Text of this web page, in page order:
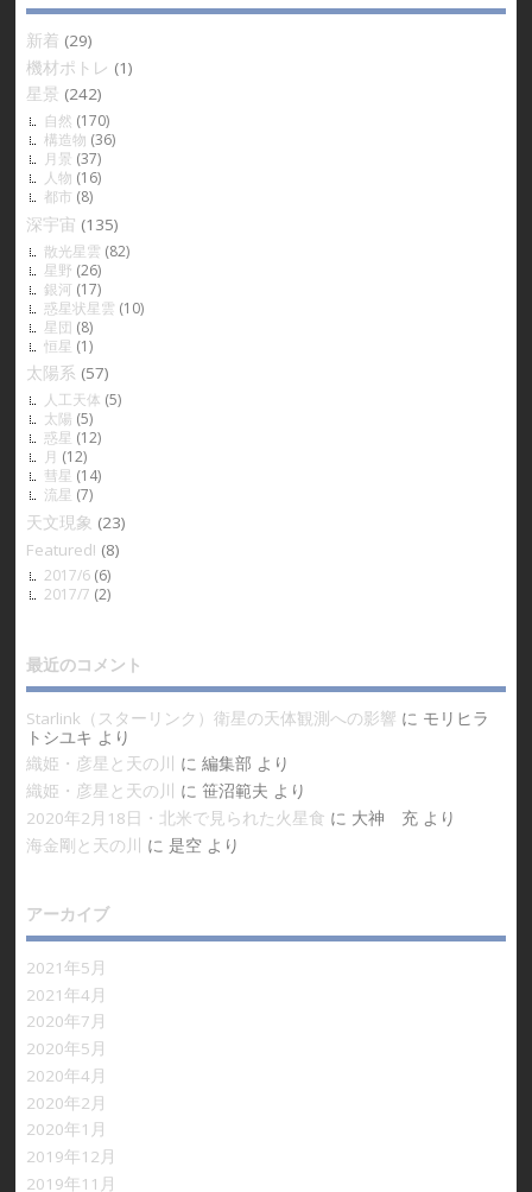
新着 (29)
機材ポトレ (1)
星景 (242)
自然 (170)
構造物 (36)
月景 (37)
人物 (16)
都市 (8)
深宇宙 (135)
散光星雲 (82)
星野 (26)
銀河 (17)
惑星状星雲 (10)
星団 (8)
恒星 (1)
太陽系 (57)
人工天体 (5)
太陽 (5)
惑星 (12)
月 (12)
彗星 (14)
流星 (7)
天文現象 (23)
Featured! (8)
2017/6(6)
2017/7 (2)
最近のコメント
Starlink（スターリンク）衛星の天体観測への影響 に モリヒラ
トシユキ より
織姫・彦星と天の川
に 編集部 より
織姫・彦星と天の川
に 笹沼範夫 より
2020年2月18日・北米で見られた火星食 に 大神 充より
海金剛と天の川
に 是空より
アーカイブ
2021年5月
2021年4月
2020年7月
2020年5月
2020年4月
2020年2月
2020年1月
2019年12月
2019年11月